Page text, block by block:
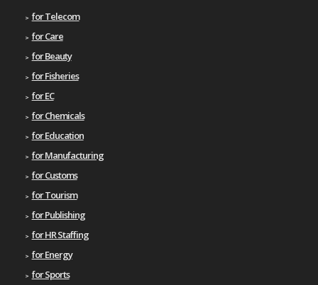
for Telecom
for Care
for Beauty
for Fisheries
for EC
for Chemicals
for Education
for Manufacturing
for Customs
for Tourism
for Publishing
for HR Staffing
for Energy
for Sports